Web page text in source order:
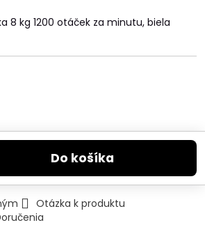
8 kg 1200 otáček za minutu, biela
Do košíka
Otázka k produktu